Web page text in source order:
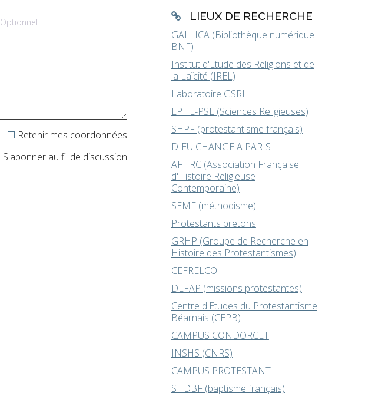
Optionnel
Retenir mes coordonnées
S'abonner au fil de discussion
LIEUX DE RECHERCHE
GALLICA (Bibliothèque numérique
BNF)
Institut d'Etude des Religions et de
la Laïcité (IREL)
Laboratoire GSRL
EPHE-PSL (Sciences Religieuses)
SHPF (protestantisme français)
DIEU CHANGE A PARIS
AFHRC (Association Française
d'Histoire Religieuse
Contemporaine)
SEMF (méthodisme)
Protestants bretons
GRHP (Groupe de Recherche en
Histoire des Protestantismes)
CEFRELCO
DEFAP (missions protestantes)
Centre d'Etudes du Protestantisme
Béarnais (CEPB)
CAMPUS CONDORCET
INSHS (CNRS)
CAMPUS PROTESTANT
SHDBF (baptisme français)